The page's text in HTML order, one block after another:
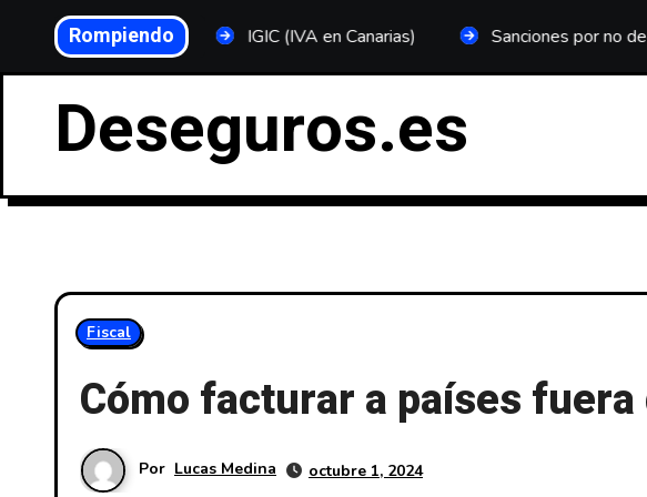
contenido
Rompiendo
2025 IGIC (IVA en Canarias) Sanciones por no declarar a
Deseguros.es
Fiscal
Cómo facturar a países fuera
Por Lucas Medina octubre 1, 2024